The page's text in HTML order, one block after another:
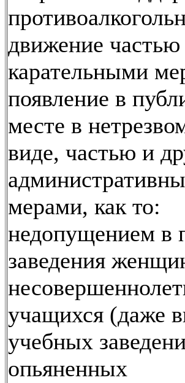
движение частью
карательными
появление в
месте в
виде, частью и
мерами, как то:
недопущением в
заведения
учащихся (даже
учебных
опьяненных